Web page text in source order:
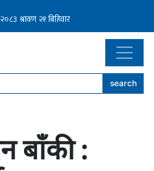
search
बाँकी :